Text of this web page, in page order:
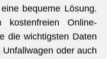
bequeme Lösung.
Online-
die wichtigsten Daten
oder auch